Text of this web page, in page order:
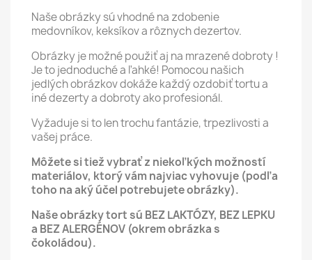
Naše obrázky sú vhodné na zdobenie
medovníkov, keksíkov a rôznych dezertov.
Obrázky je možné použiť aj na mrazené dobroty !
Je to jednoduché a ľahké! Pomocou našich
jedlých obrázkov dokáže každý ozdobiť tortu a
iné dezerty a dobroty ako profesionál.
Vyžaduje si to len trochu fantázie, trpezlivosti a
vašej práce.
Môžete si tiež vybrať z niekoľkých možností
materiálov, ktorý vám najviac vyhovuje (podľa
toho na aký účel potrebujete obrázky).
Naše obrázky tort sú BEZ LAKTÓZY, BEZ LEPKU
a BEZ ALERGÉNOV (okrem obrázka s
čokoládou).